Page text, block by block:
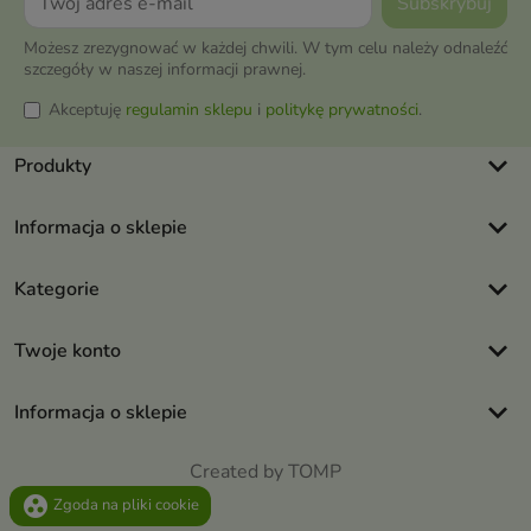
Możesz zrezygnować w każdej chwili. W tym celu należy odnaleźć
szczegóły w naszej informacji prawnej.
Akceptuję regulamin sklepu i politykę prywatności.
Produkty keyboard_arrow_down
Informacja o sklepie keyboard_arrow_down
Kategorie keyboard_arrow_down
Twoje konto keyboard_arrow_down
Informacja o sklepie keyboard_arrow_down
Created by TOMP
group_work Zgoda na pliki cookie